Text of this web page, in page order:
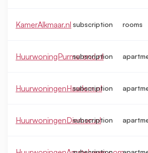
KamerAlkmaar.nl subscription rooms
HuurwoningPurmerend.nl
subscription
HuurwoningenHaarlem.nl
subscription
HuurwoningenDiemen.nl
subscription